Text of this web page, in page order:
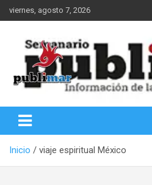
Saltar
al
viernes, agosto 7, 2026
PubliMar
Inicio viaje espiritual México